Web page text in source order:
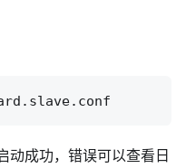
动成功，错误可以查看日